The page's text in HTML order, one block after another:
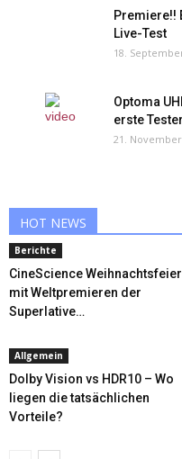
Premiere!!
Live-Test
18.
Optoma
erste
21. November
HOT NEWS
Berichte
CineScience Weihnachtsfeier
mit Weltpremieren der
Superlative…
Allgemein
Dolby Vision vs HDR10 – Wo
liegen die tatsächlichen
Vorteile?